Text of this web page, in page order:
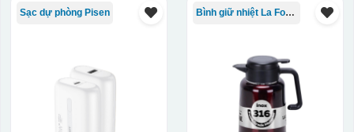
Sạc dự phòng Pisen Bình giữ nhiệt La Fonte